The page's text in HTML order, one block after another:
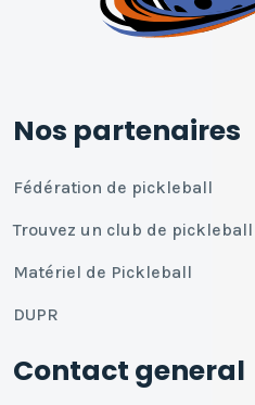
Nos partenaires
Fédération de pickleball
Trouvez un club de pickleball
Matériel de Pickleball
DUPR
Contact general